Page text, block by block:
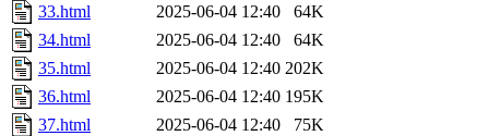
33.html
2025-06-04 12:40
64K
34.html
2025-06-04 12:40
64K
35.html
2025-06-04 12:40 202K
36.html
2025-06-04 12:40 195K
37.html
2025-06-04 12:40
75K